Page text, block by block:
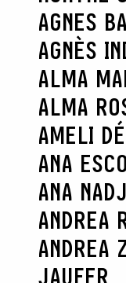
AGNES
AGNÈS
ALMA
ALMA
AMELI
ANA
ANA
ANDREA
ANDREA
JAUFER